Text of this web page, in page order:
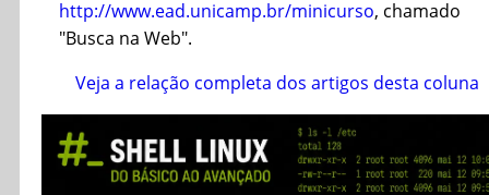
http://www.ead.unicamp.br/minicurso, chamado
"Busca na Web".
Veja a relação completa dos artigos desta coluna